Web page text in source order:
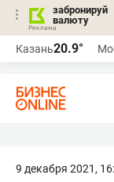
забронируй
валюту
Казань20.9°
9 декабря 2021,